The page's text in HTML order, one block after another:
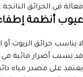
فعالة في الحرائق
عيوب أنظمة إطفاء
لا يناسب حرائق الزيوت أو
قد يسبب أضرار مائية
يعتمد على مصدر مياه